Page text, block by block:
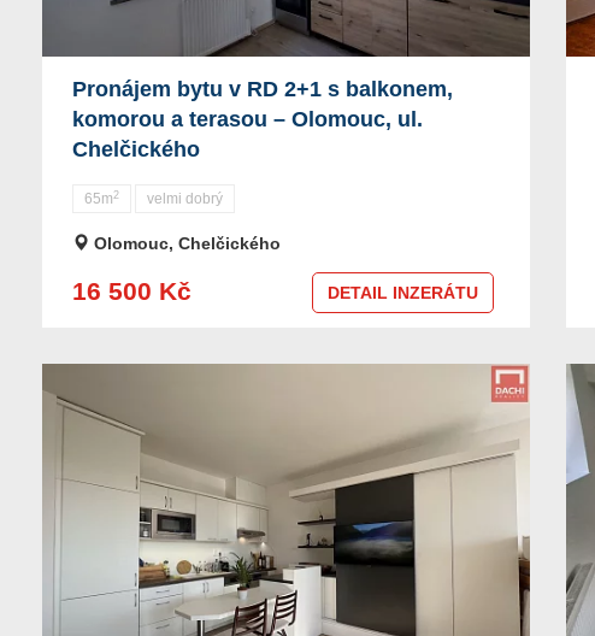
Pronájem bytu v RD 2+1 s balkonem,
komorou a terasou – Olomouc, ul.
Chelčického
65m 2 velmi dobrý
Olomouc, Chelčického
16 500 Kč DETAIL INZERÁTU